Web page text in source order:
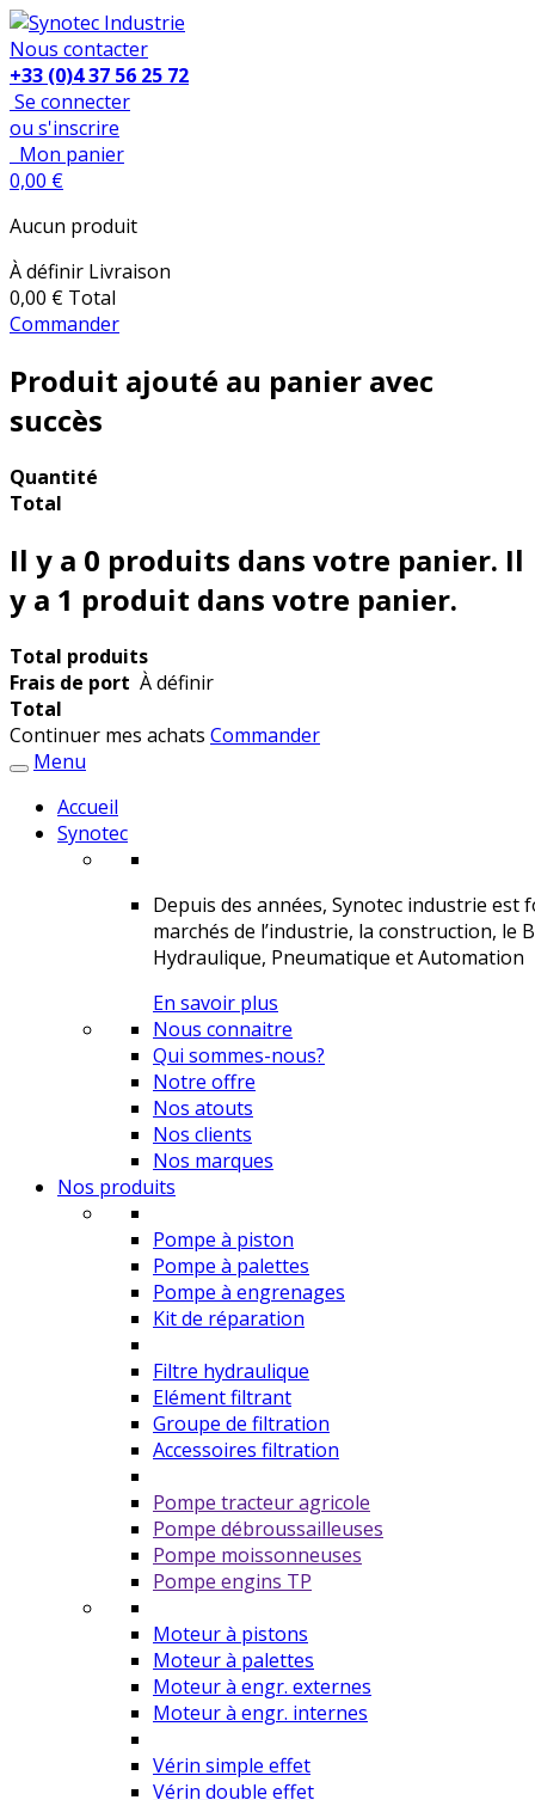
Nous contacter
+33 (0)4 37 56 25 72
Se connecter
ou s'inscrire
Mon panier
0,00 €
Aucun produit
À définir Livraison
0,00 € Total
Commander
Produit ajouté au panier avec
succès
Quantité
Total
Il y a 0 produits dans votre panier. Il
y a 1 produit dans votre panier.
Total produits
Frais de port À définir
Total
Continuer mes achats Commander
Menu
Accueil
Synotec
Depuis des années, Synotec industrie
marchés de l’industrie, la construction, le
Hydraulique, Pneumatique et Automation
En savoir plus
Nous connaitre
Qui sommes-nous?
Notre offre
Nos atouts
Nos clients
Nos marques
Nos produits
Pompe à piston
Pompe à palettes
Pompe à engrenages
Kit de réparation
Filtre hydraulique
Elément filtrant
Groupe de filtration
Accessoires filtration
Pompe tracteur agricole
Pompe débroussailleuses
Pompe moissonneuses
Pompe engins TP
Moteur à pistons
Moteur à palettes
Moteur à engr. externes
Moteur à engr. internes
Vérin simple effet
Vérin double effet